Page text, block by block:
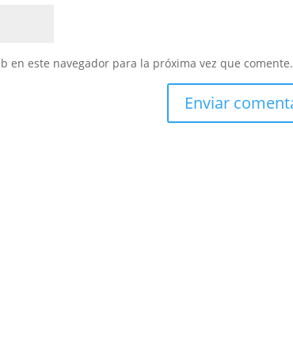
en este navegador para la próxima vez que comente.